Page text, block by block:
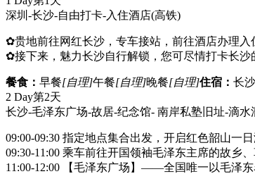
深圳-长沙-自由打卡-入住酒店(高铁)
✿贵地前往网红长沙，专车接站，前往酒店办理入
✿接下来，魅力长沙自行解锁，您可尽情打卡长沙
餐食： 早餐[自理]午餐[自理]晚餐[自理]住宿： 长
2 Day第2天
长沙-毛泽东广场-故居-纪念馆- 南岸私塾旧址-滴水
09:00-09:30 指定地点集合出发，开启红色韶山一日
09:30-11:00 乘车前往开国领袖毛泽东主席的故乡
11:00-12:00 【毛泽东广场】——全国唯一以毛泽